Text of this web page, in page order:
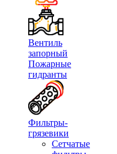
Вентиль
запорный
Пожарные
гидранты
Фильтры-
грязевики
Сетчатые